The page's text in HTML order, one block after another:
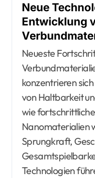
Neue
Entwicklung
Neueste
konzentrieren sich
von Haltbarkeit
wie
Nanomaterialien
Sprungkraft,
Technologien